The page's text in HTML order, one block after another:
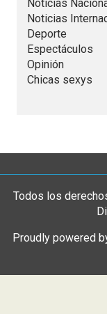
Noticias
Noticias
Deporte
Espectáculos
Opinión
Chicas sexys
Todos los
Proudly powered